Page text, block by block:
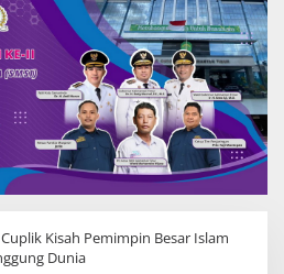
Kisah Pemimpin Besar Islam
Dunia